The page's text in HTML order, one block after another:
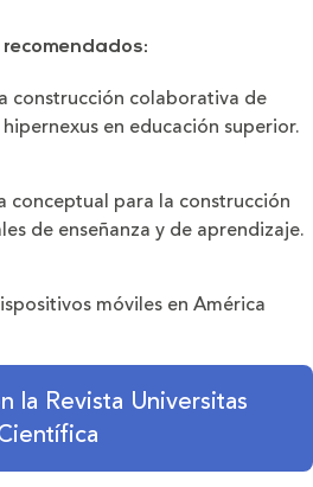
construcción colaborativa de
en educación superior.
conceptual para la construcción
de enseñanza y de aprendizaje.
móviles en América
la Revista Universitas